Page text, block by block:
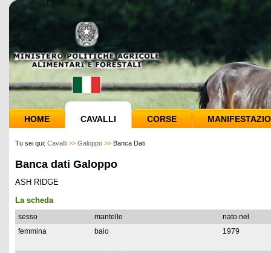
HOME CAVALLI CORSE
Tu sei qui: Cavalli >> Galoppo >> Banca Dati
Banca dati Galoppo
ASH RIDGE
La scheda
sesso mantello
nato nel
femmina
baio 1979